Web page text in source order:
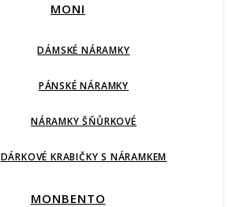
MONI
DÁMSKÉ NÁRAMKY
PÁNSKÉ NÁRAMKY
NÁRAMKY ŠŇŮRKOVÉ
DÁRKOVÉ KRABIČKY S NÁRAMKEM
MONBENTO